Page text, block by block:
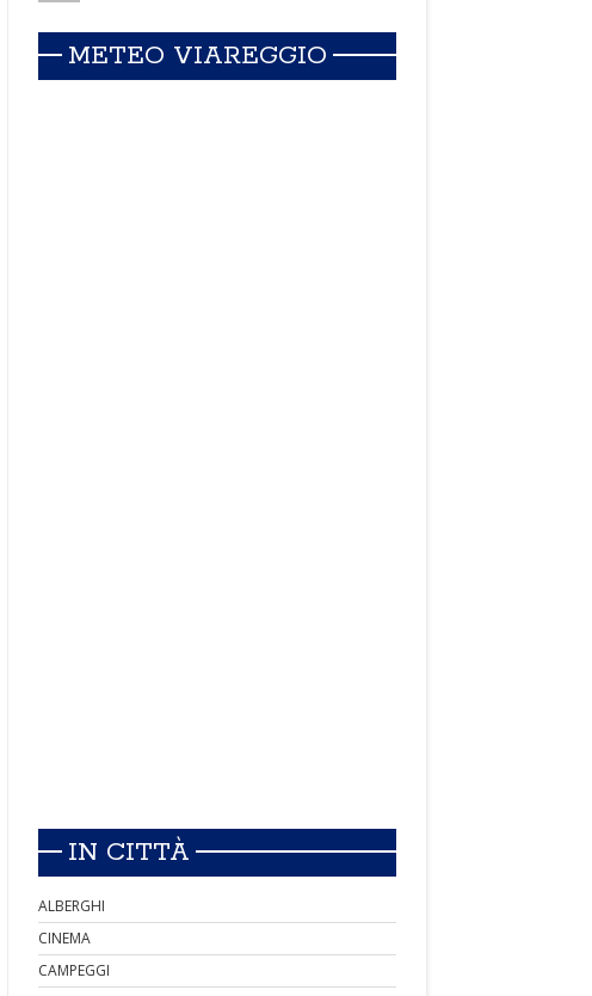
METEO VIAREGGIO
IN CITTÀ
ALBERGHI
CINEMA
CAMPEGGI